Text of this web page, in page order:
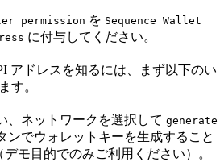
permission を Sequence Wallet
に付与してください。
アドレスを知るには、まず以下のい
す。
、ネットワークを選択して generate
ンでウォレットキーを生成すること
モ目的でのみご利用ください）。